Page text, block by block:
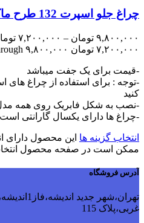
چراغ جلو اسپرت 132 طرح ماکسیما
۹,۸۰۰,۰۰۰ تومان – ۷,۲۰۰,۰۰۰
۷,۲۰۰,۰۰۰ تومان through ۹,۸۰۰,۰۰۰ تومان
-قیمت برای یک جفت میباشد
-توجه : برای استفاده از چراغ های
کنید
-نصب به شکل فابریک روی همه مدل
-چراغ ها دارای یکسال گارانتی است
انتخاب گزینه ها این محصول دارای
ممکن است در صفحه محصول
آدرس فروشگاه
غربی،پلاک 115